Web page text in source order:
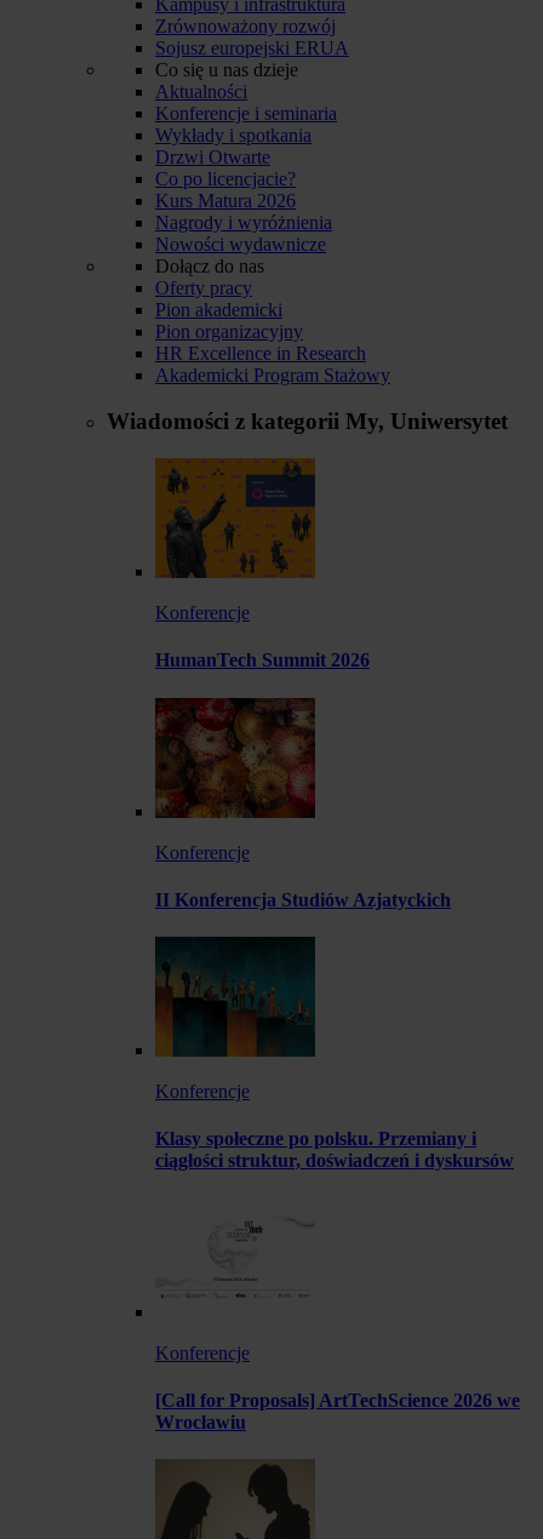
Zrównoważony rozwój
Sojusz europejski ERUA
Co się u nas dzieje
Aktualności
Konferencje i seminaria
Wykłady i spotkania
Drzwi Otwarte
Co po licencjacie?
Kurs Matura 2026
Nagrody i wyróżnienia
Nowości wydawnicze
Dołącz do nas
Oferty pracy
Pion akademicki
Pion organizacyjny
HR Excellence in Research
Akademicki Program Stażowy
Wiadomości z kategorii My, Uniwersytet
Konferencje
HumanTech Summit 2026
Konferencje
II Konferencja Studiów Azjatyckich
Konferencje
Klasy społeczne po polsku. Przemiany i
ciągłości struktur, doświadczeń i dyskursów
Konferencje
[Call for Proposals] ArtTechScience 2026 we
Wrocławiu